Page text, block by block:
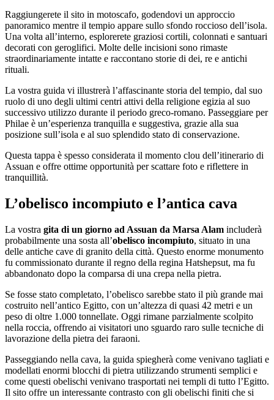
Raggiungerete il sito in motoscafo, godendovi un approccio
panoramico mentre il tempio appare sullo sfondo roccioso dell’isola.
Una volta all’interno, esplorerete graziosi cortili, colonnati e santuari
decorati con geroglifici. Molte delle incisioni sono rimaste
straordinariamente intatte e raccontano storie di dei, re e antichi
rituali.
La vostra guida vi illustrerà l’affascinante storia del tempio, dal suo
ruolo di uno degli ultimi centri attivi della religione egizia al suo
successivo utilizzo durante il periodo greco-romano. Passeggiare per
Philae è un’esperienza tranquilla e suggestiva, grazie alla sua
posizione sull’isola e al suo splendido stato di conservazione.
Questa tappa è spesso considerata il momento clou dell’itinerario di
Assuan e offre ottime opportunità per scattare foto e riflettere in
tranquillità.
L’obelisco incompiuto e l’antica cava
La vostra gita di un giorno ad Assuan da Marsa Alam includerà
probabilmente una sosta all’obelisco incompiuto, situato in una
delle antiche cave di granito della città. Questo enorme monumento
fu commissionato durante il regno della regina Hatshepsut, ma fu
abbandonato dopo la comparsa di una crepa nella pietra.
Se fosse stato completato, l’obelisco sarebbe stato il più grande mai
costruito nell’antico Egitto, con un’altezza di quasi 42 metri e un
peso di oltre 1.000 tonnellate. Oggi rimane parzialmente scolpito
nella roccia, offrendo ai visitatori uno sguardo raro sulle tecniche di
lavorazione della pietra dei faraoni.
Passeggiando nella cava, la guida spiegherà come venivano tagliati e
modellati enormi blocchi di pietra utilizzando strumenti semplici e
come questi obelischi venivano trasportati nei templi di tutto l’Egitto.
Il sito offre un interessante contrasto con gli obelischi finiti che si